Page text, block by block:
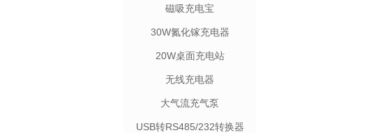
磁吸充电宝
30W氮化镓充电器
20W桌面充电站
无线充电器
大气流充气泵
USB转RS485/232转换器